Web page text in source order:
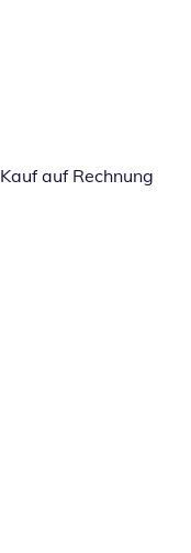
Kauf auf Rechnung